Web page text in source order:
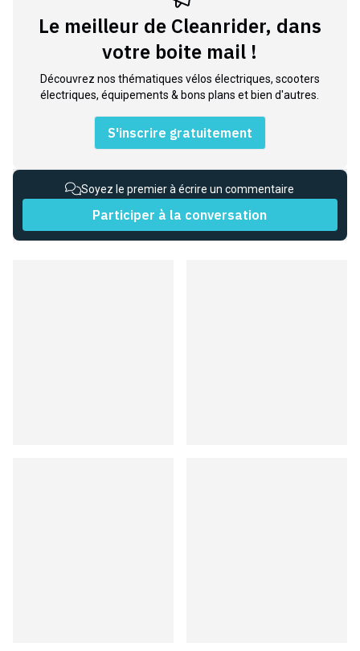
Le meilleur de Cleanrider, dans
votre boite mail !
Découvrez nos thématiques vélos électriques, scooters
électriques, équipements & bons plans et bien d'autres.
S'inscrire gratuitement
Soyez le premier à écrire un commentaire
Participer à la conversation